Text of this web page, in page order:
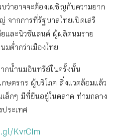
ว่าอาจจะต้องเผชิญกับความยาก
จากการที่รัฐบาลไทยเปิดเสรี
ยและนิวซีแลนด์ ผู้ผลิตนมราย
มต่ำกว่าเมืองไทย
กน้ำนมอินทรีย์ในครั้งนั้น
ษตรกร ผู้บริโภค สิ่งแวดล้อมแล้ว
เล็กๆ มีที่ยืนอยู่ในตลาด ท่ามกลาง
ระเทศ
KvrCIm